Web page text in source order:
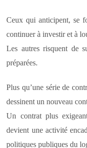
Ceux qui anticipent, se
continuer à investir et à
Les autres risquent de
préparées.
Plus qu’une série de
dessinent un nouveau
Un contrat plus
devient une activité
politiques publiques du